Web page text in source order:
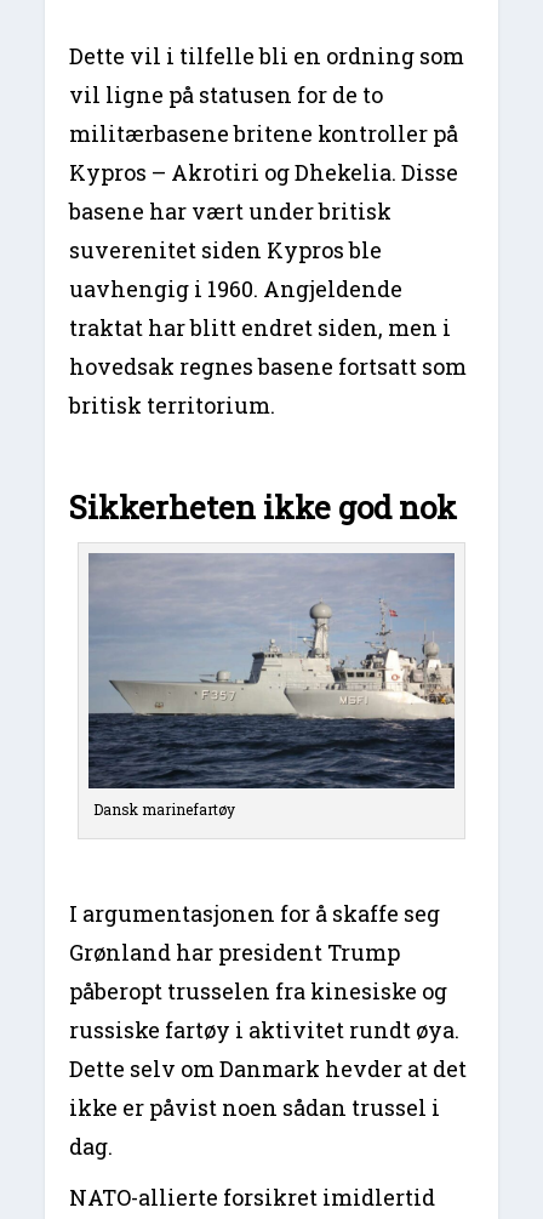
Dette vil i tilfelle bli en ordning som
vil ligne på statusen for de to
militærbasene britene kontroller på
Kypros – Akrotiri og Dhekelia. Disse
basene har vært under britisk
suverenitet siden Kypros ble
uavhengig i 1960. Angjeldende
traktat har blitt endret siden, men i
hovedsak regnes basene fortsatt som
britisk territorium.
Sikkerheten ikke god nok
Dansk marinefartøy
I argumentasjonen for å skaffe seg
Grønland har president Trump
påberopt trusselen fra kinesiske og
russiske fartøy i aktivitet rundt øya.
Dette selv om Danmark hevder at det
ikke er påvist noen sådan trussel i
dag.
NATO-allierte forsikret imidlertid